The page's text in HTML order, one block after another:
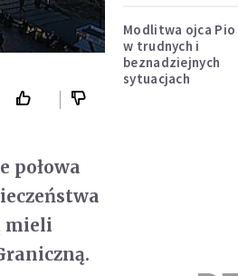
połowa
mieli
Modlitwa ojca Pio
w trudnych i
beznadziejnych
sytuacjach